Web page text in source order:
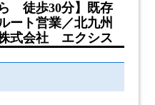
徒歩30分】既存
ート営業／北九州
式会社 エクシス